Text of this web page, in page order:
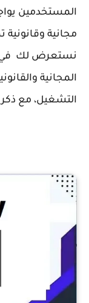
المستخدمين
مجانية
نستعرض لك في
المجانية والقانونية
التشغيل، مع ذكر